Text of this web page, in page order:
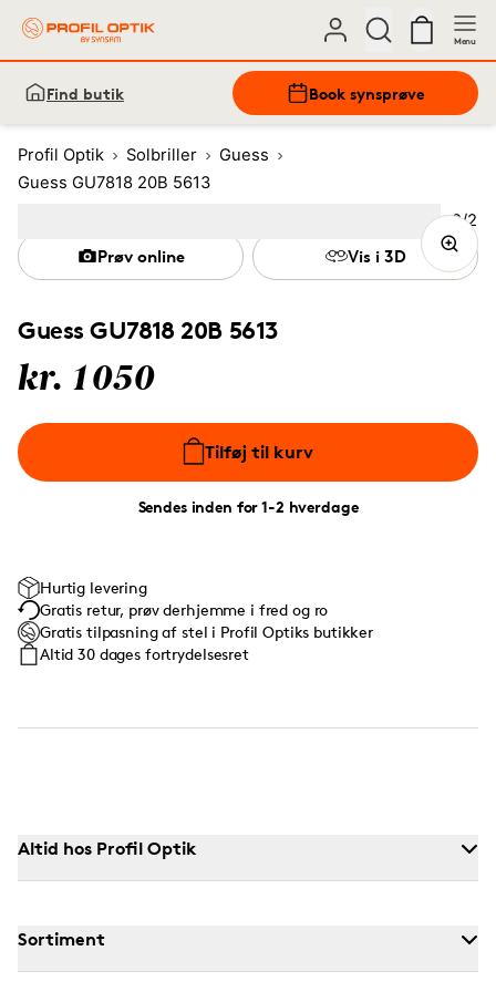
Menu
Find butik Book synsprøve
Profil Optik Solbriller
Guess
Guess GU7818 20B 5613
Guess GU7818 20B 5613
kr. 1050
Tilføj til kurv
Sendes inden for 1-2 hverdage
Prøv online Vis i 3D
Hurtig levering
Gratis retur, prøv derhjemme i fred og ro
Gratis tilpasning af stel i Profil Optiks butikker
Altid 30 dages fortrydelsesret
2/2
(Current image)
Altid hos Profil Optik
Sortiment